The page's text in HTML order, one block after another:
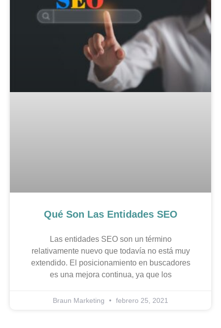
Qué Son Las Entidades SEO
Las entidades SEO son un término
relativamente nuevo que todavía no está muy
extendido. El posicionamiento en buscadores
es una mejora continua, ya que los
Braun Marketing febrero 25, 2021